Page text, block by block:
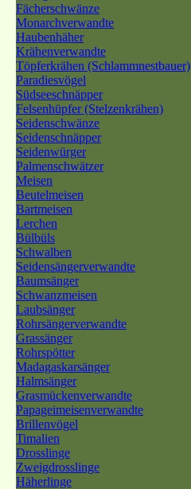
Fächerschwänze
Monarchverwandte
Haubenhäher
Krähenverwandte
Töpferkrähen (Schlammnestbauer)
Paradiesvögel
Südseeschnäpper
Felsenhüpfer (Stelzenkrähen)
Seidenschwänze
Seidenschnäpper
Seidenwürger
Palmenschwätzer
Meisen
Beutelmeisen
Bartmeisen
Lerchen
Bülbüls
Schwalben
Seidensängerverwandte
Baumsänger
Schwanzmeisen
Laubsänger
Rohrsängerverwandte
Grassänger
Rohrspötter
Madagaskarsänger
Halmsänger
Grasmückenverwandte
Papageimeisenverwandte
Brillenvögel
Timalien
Drosslinge
Zweigdrosslinge
Häherlinge